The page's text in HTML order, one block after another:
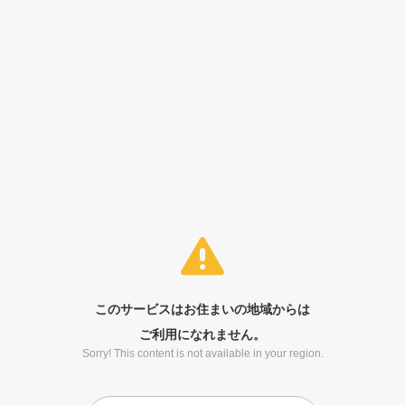
このサービスはお住まいの地域からは
ご利用になれません。
Sorry! This content is not available in your region.